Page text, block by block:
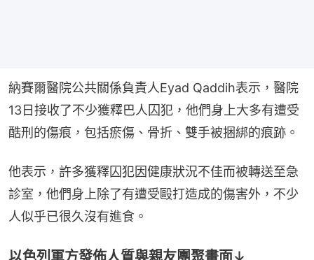
13日接收了不少獲釋巴人囚犯，他們身上大多有遭受
酷刑的傷痕，包括瘀傷、骨折、雙手被捆綁的痕跡。
診室，他們身上除了有遭受毆打造成的傷害外，不少
人似乎已很久沒有進食。